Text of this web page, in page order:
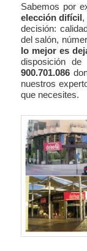
Sabemos por
elección difícil,
decisión:
del salón,
lo mejor es
disposición
900.701.086
nuestros
que necesites.